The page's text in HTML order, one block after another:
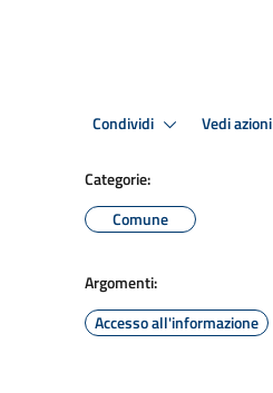
Condividi Vedi azioni
Categorie:
Comune
Argomenti:
Accesso all'informazione